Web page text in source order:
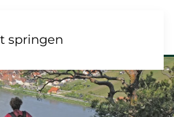
springen